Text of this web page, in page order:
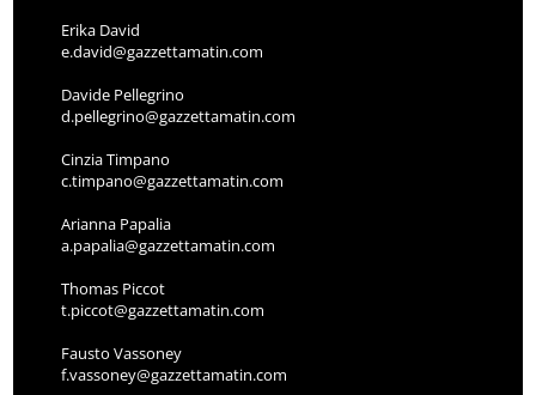
Erika David
e.david@gazzettamatin.com
Davide Pellegrino
d.pellegrino@gazzettamatin.com
Cinzia Timpano
c.timpano@gazzettamatin.com
Arianna Papalia
a.papalia@gazzettamatin.com
Thomas Piccot
t.piccot@gazzettamatin.com
Fausto Vassoney
f.vassoney@gazzettamatin.com